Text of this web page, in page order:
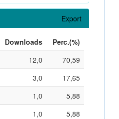
Export
Downloads
Perc.(%)
12,0
70,59
3,0
17,65
1,0
5,88
1,0
5,88